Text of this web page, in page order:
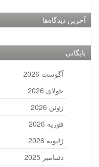
آخرین دیدگاه‌ها
بایگانی
آگوست 2026
جولای 2026
ژوئن 2026
فوریه 2026
ژانویه 2026
دسامبر 2025